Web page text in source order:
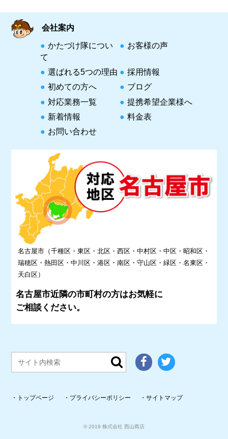
会社案内
かたづけ隊につい
て
お客様の声
選ばれる5つの理由
採用情報
初めての方へ
ブログ
対応業務一覧
提携希望企業様へ
新着情報
料金表
お問い合わせ
名古屋市（千種区・東区・北区・西区・中村区・中区・昭和区・
瑞穂区・熱田区・中川区・港区・南区・守山区・緑区・名東区・
天白区）
名古屋市近隣の市町村の方はお気軽に
ご相談ください。
トップページ プライバシーポリシー サイトマップ
© 2019 株式会社 西山商店